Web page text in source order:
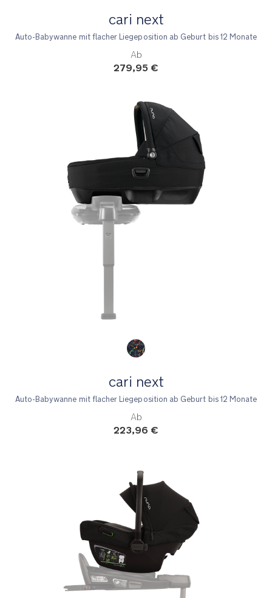
cari next
Auto-Babywanne mit flacher Liegeposition ab Geburt bis 12 Monate
Ab
279,95 €
cari next
Auto-Babywanne mit flacher Liegeposition ab Geburt bis 12 Monate
Ab
223,96 €